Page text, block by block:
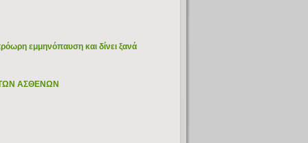
εμμηνόπαυση και δίνει ξανά
ΑΣΘΕΝΩΝ